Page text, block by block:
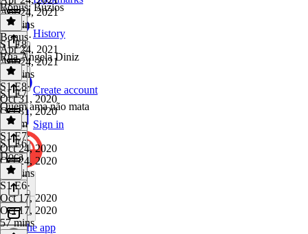
History
Create account
Sign in
Get the app
Apr 24, 2021
20 mins
Bônus: Búzios
Bonus·
Apr 24, 2021
Apr 24, 2021
23 mins
S1 E8
Rua Ângela Diniz
S1 E8·
Oct 31, 2020
Oct 31, 2020
1h 4m
S1 E7
Quem ama não mata
S1 E7·
Oct 24, 2020
Oct 24, 2020
55 mins
S1 E6
Doca
S1 E6·
Oct 17, 2020
Oct 17, 2020
57 mins